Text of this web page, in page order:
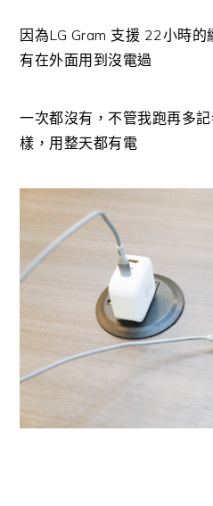
因為LG Gram 支援 22小時
有在外面用到沒電過
一次都沒有，不管我跑再多
樣，用整天都有電